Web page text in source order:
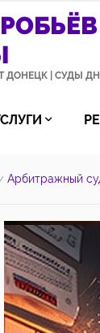
ДОНЕЦК | СУДЫ
Арбитражный